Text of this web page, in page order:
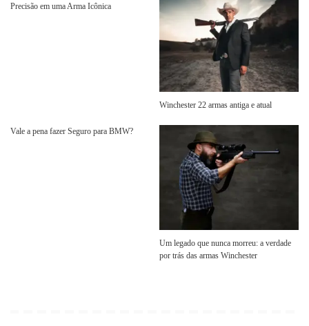
Precisão em uma Arma Icônica
Winchester 22 armas antiga e atual
Vale a pena fazer Seguro para BMW?
Um legado que nunca morreu: a verdade
por trás das armas Winchester